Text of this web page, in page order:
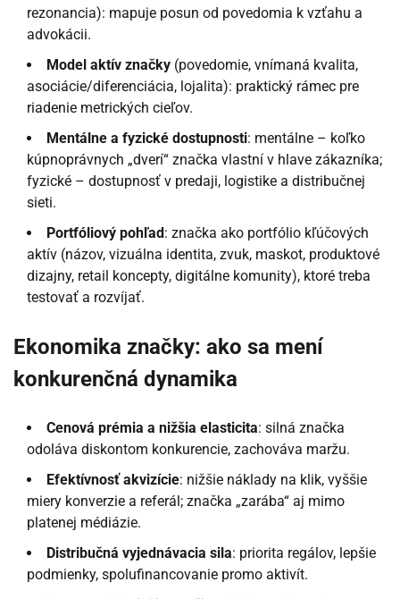
rezonancia): mapuje posun od povedomia k vzťahu a
advokácii.
Model aktív značky (povedomie, vnímaná kvalita,
asociácie/diferenciácia, lojalita): praktický rámec pre
riadenie metrických cieľov.
Mentálne a fyzické dostupnosti: mentálne – koľko
kúpnoprávnych „dverí“ značka vlastní v hlave zákazníka;
fyzické – dostupnosť v predaji, logistike a distribučnej
sieti.
Portfóliový pohľad: značka ako portfólio kľúčových
aktív (názov, vizuálna identita, zvuk, maskot, produktové
dizajny, retail koncepty, digitálne komunity), ktoré treba
testovať a rozvíjať.
Ekonomika značky: ako sa mení
konkurenčná dynamika
Cenová prémia a nižšia elasticita: silná značka
odoláva diskontom konkurencie, zachováva maržu.
Efektívnosť akvizície: nižšie náklady na klik, vyššie
miery konverzie a referál; značka „zarába“ aj mimo
platenej médiázie.
Distribučná vyjednávacia sila: priorita regálov, lepšie
podmienky, spolufinancovanie promo aktivít.